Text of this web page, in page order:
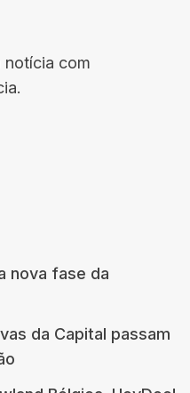
notícia com
nova fase da
da Capital passam